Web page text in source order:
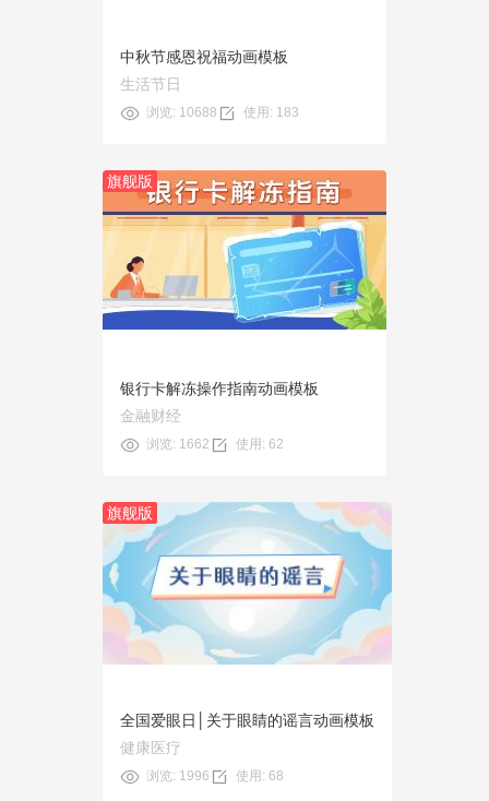
中秋节感恩祝福动画模板
生活节日
浏览: 10688 使用: 183
旗舰版
预览
使用
银行卡解冻操作指南动画模板
金融财经
浏览: 1662 使用: 62
旗舰版
预览
全国爱眼日│关于眼睛的谣言动画模板
健康医疗
浏览: 1996 使用: 68